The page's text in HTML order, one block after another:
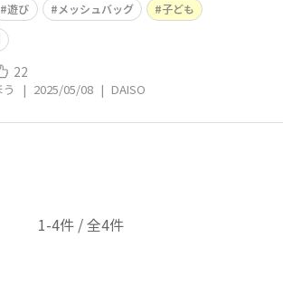
遊び メッシュバッグ
子ども
22
| 2025/05/08 | DAISO
1-4件 / 全4件